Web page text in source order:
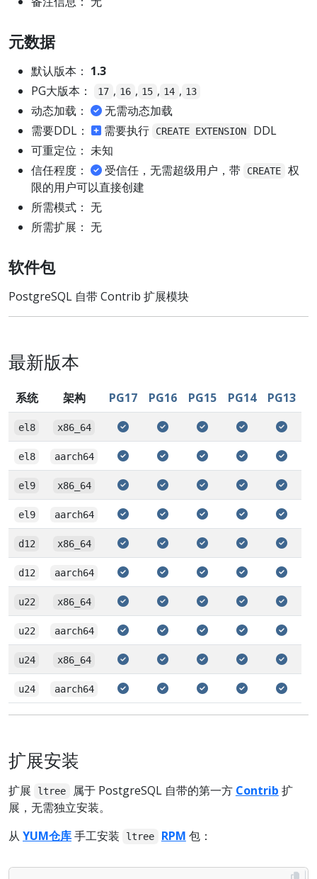
元数据
默认版本： 1.3
PG大版本：
17 , 16 , 15 , 14 , 13
动态加载：
无需动态加载
需要DDL：
需要执行 CREATE EXTENSION
DDL
可重定位： 未知
信任程度：
受信任，无需超级用户，带 CREATE
权
限的用户可以直接创建
所需模式： 无
所需扩展： 无
软件包
PostgreSQL 自带 Contrib 扩展模块
最新版本
系统 架构 PG17 PG16 PG15 PG14 PG13
el8 x86_64
el8 aarch64
el9 x86_64
el9 aarch64
d12 x86_64
d12 aarch64
u22 x86_64
u22 aarch64
u24 x86_64
u24 aarch64
扩展安装
扩展 ltree 属于 PostgreSQL 自带的第一方 Contrib 扩
展，无需独立安装。
从 YUM仓库手工安装 ltree RPM 包：